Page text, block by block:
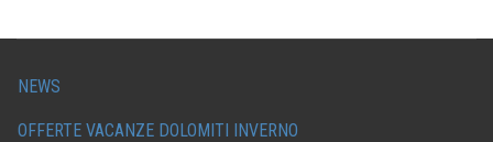
NEWS
OFFERTE VACANZE DOLOMITI INVERNO